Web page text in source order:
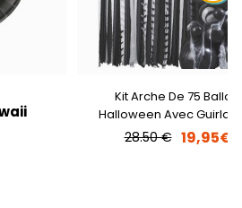
Kit Arche De 75
Halloween Avec
Toiles D' Araignées Et
Souris
28.50 € 19,95€